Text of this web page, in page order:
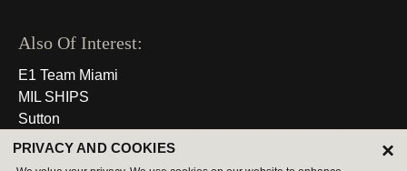
Also Of Interest:
E1 Team Miami
MIL SHIPS
Sutton
© 2026 Derechos Reservados
PRIVACY AND COOKIES ×